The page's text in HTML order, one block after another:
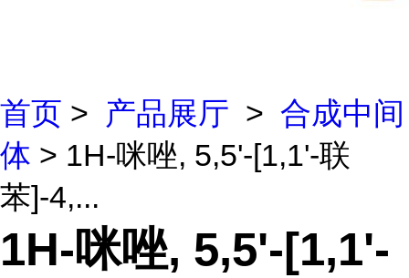
首页 > 产品展厅 > 合成中间
体 > 1H-咪唑, 5,5'-[1,1'-联
苯]-4,...
1H-咪唑, 5,5'-[1,1'-